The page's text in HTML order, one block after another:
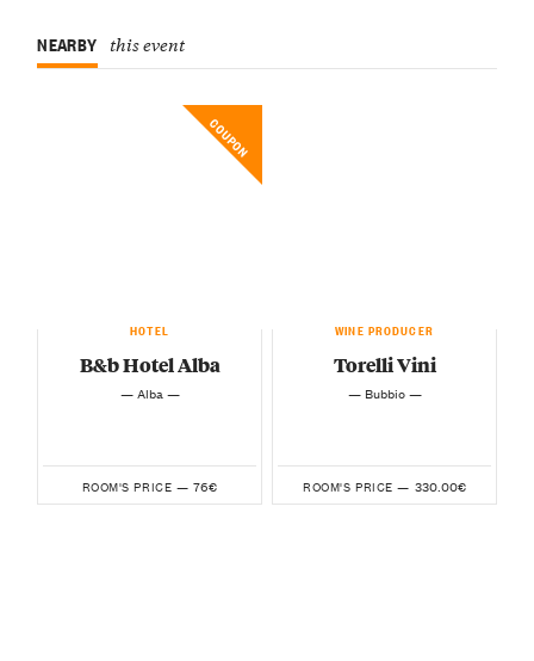
NEARBY this event
COUPON
HOTEL
B&b Hotel Alba
— Alba —
ROOM'S PRICE — 76€
WINE PRODUCER
Torelli Vini
— Bubbio —
ROOM'S PRICE — 330.00€